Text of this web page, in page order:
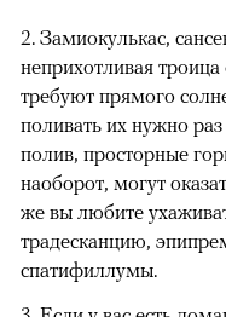
2. Замиокулькас,
неприхотливая
требуют прямого
поливать их нужно
полив, просторные
наоборот, могут
же вы любите
традесканцию,
спатифиллумы.